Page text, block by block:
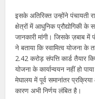
इसके अतिरिक्त उन्होंने पंचायती
क्षेत्रों में आधुनिक प्रौद्योगिकी
जानकारी मांगी। जिसके ज़बाब में
ने बताया कि स्वामित्व योजना
2.42 करोड़ संपत्ति कार्ड तैयार
योजना के कार्यान्वयन नहीं हो
मेघालय में पूर्व समानांतर
कारण अभी निर्णय लंबित है।